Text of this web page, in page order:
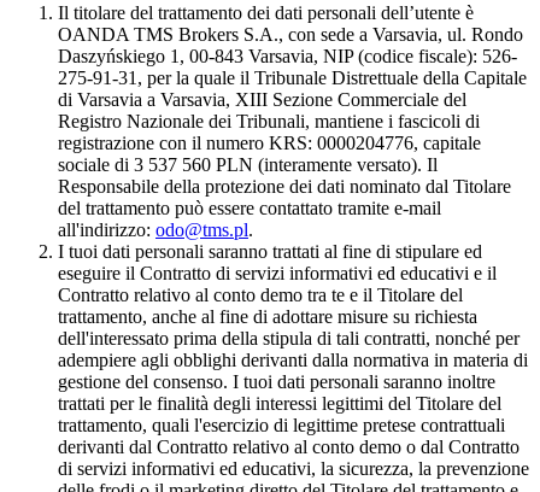
Il titolare del trattamento dei dati personali dell’utente è
OANDA TMS Brokers S.A., con sede a Varsavia, ul. Rondo
Daszyńskiego 1, 00-843 Varsavia, NIP (codice fiscale): 526-
275-91-31, per la quale il Tribunale Distrettuale della Capitale
di Varsavia a Varsavia, XIII Sezione Commerciale del
Registro Nazionale dei Tribunali, mantiene i fascicoli di
registrazione con il numero KRS: 0000204776, capitale
sociale di 3 537 560 PLN (interamente versato). Il
Responsabile della protezione dei dati nominato dal Titolare
del trattamento può essere contattato tramite e-mail
all'indirizzo: odo@tms.pl.
I tuoi dati personali saranno trattati al fine di stipulare ed
eseguire il Contratto di servizi informativi ed educativi e il
Contratto relativo al conto demo tra te e il Titolare del
trattamento, anche al fine di adottare misure su richiesta
dell'interessato prima della stipula di tali contratti, nonché per
adempiere agli obblighi derivanti dalla normativa in materia di
gestione del consenso. I tuoi dati personali saranno inoltre
trattati per le finalità degli interessi legittimi del Titolare del
trattamento, quali l'esercizio di legittime pretese contrattuali
derivanti dal Contratto relativo al conto demo o dal Contratto
di servizi informativi ed educativi, la sicurezza, la prevenzione